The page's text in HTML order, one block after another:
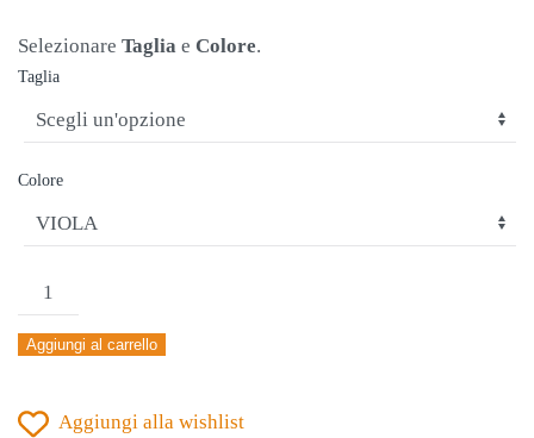
Selezionare Taglia e Colore.
Taglia
Colore
TUTA
JOMA
PHOENIX
VIOLA-
Aggiungi al carrello
Aggiungi alla wishlist